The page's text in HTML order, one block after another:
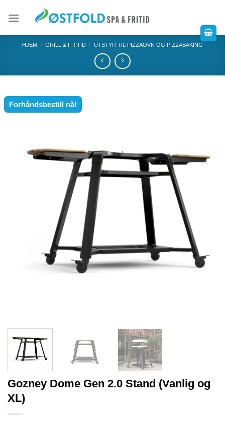
HJEM / GRILL & FRITID / UTSTYR TIL PIZZAOVN OG PIZZABAKING
Forhåndsbestill nå!
Gozney Dome Gen 2.0 Stand (Vanlig og
XL)